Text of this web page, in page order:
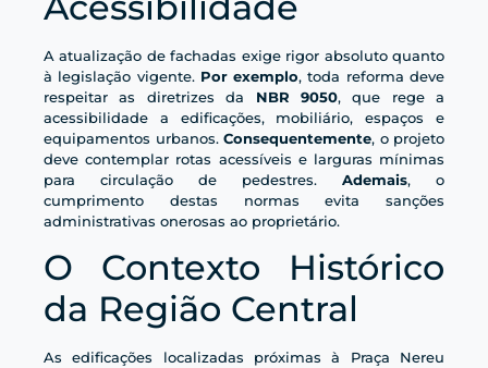
A atualização de fachadas exige rigor absoluto quanto
à legislação vigente. Por exemplo, toda reforma deve
respeitar as diretrizes da NBR 9050, que rege a
acessibilidade a edificações, mobiliário, espaços e
equipamentos urbanos. Consequentemente, o projeto
deve contemplar rotas acessíveis e larguras mínimas
para circulação de pedestres. Ademais, o
cumprimento destas normas evita sanções
administrativas onerosas ao proprietário.
O Contexto Histórico
da Região Central
As edificações localizadas próximas à Praça Nereu